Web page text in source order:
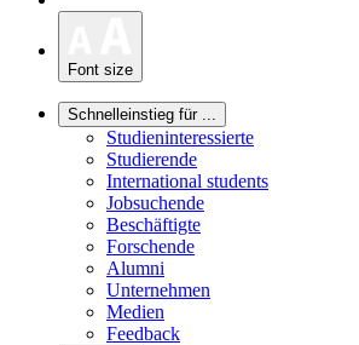
Font size
Schnelleinstieg für ...
Studieninteressierte
Studierende
International students
Jobsuchende
Beschäftigte
Forschende
Alumni
Unternehmen
Medien
Feedback